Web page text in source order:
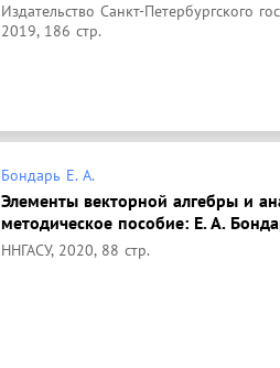
Издательство Санкт-Петербургского
2019, 186 стр.
Бондарь Е. А.
Элементы векторной алгебры и
методическое пособие: Е. А.
ННГАСУ, 2020, 88 стр.